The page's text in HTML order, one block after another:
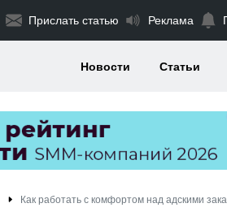
Прислать статью Реклама
Новости Статьи
Как работать с комфортом над адскими